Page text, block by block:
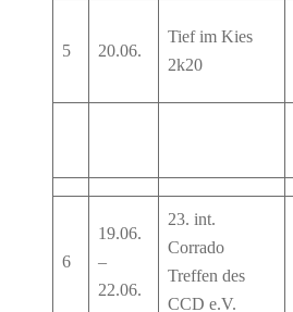
5 20.06.
Tief im Kies
2k20
6
19.06.
–
22.06.
23. int.
Corrado
Treffen des
CCD e.V.